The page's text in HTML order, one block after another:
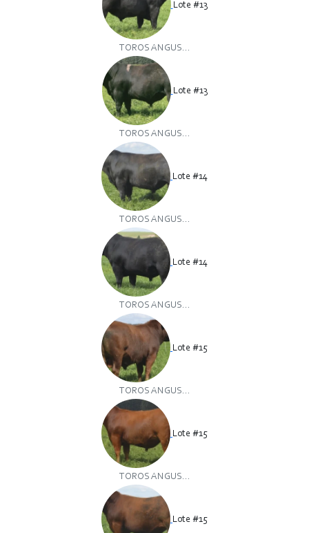
Lote #13
TOROS ANGUS...
Lote #13
TOROS ANGUS...
Lote #14
TOROS ANGUS...
Lote #14
TOROS ANGUS...
Lote #15
TOROS ANGUS...
Lote #15
TOROS ANGUS...
Lote #15